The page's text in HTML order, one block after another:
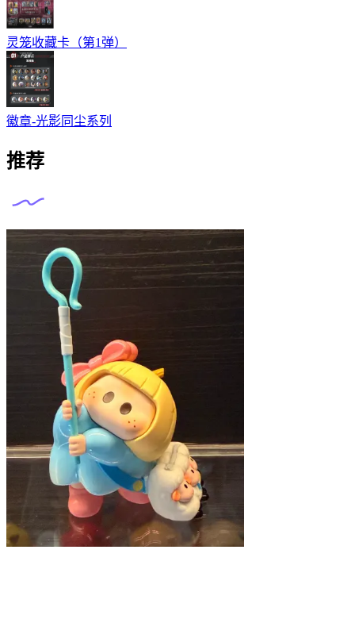
灵笼收藏卡（第1弹）
徽章-光影同尘系列
推荐